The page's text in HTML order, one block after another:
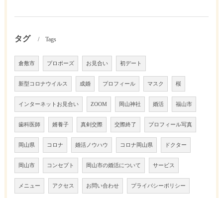
タグ Tags
倉敷市 プロポーズ お見合い 初デート
新型コロナウイルス 成婚 プロフィール マスク 桜
インターネットお見合い ZOOM 岡山神社 婚活 福山市
歯科医師 婿養子 真剣交際 交際終了 プロフィール写真
岡山県 コロナ 婚活ノウハウ コロナ岡山県 ドクター
岡山市 コンセプト 岡山市の婚活について サービス
メニュー アクセス お問い合わせ プライバシーポリシー